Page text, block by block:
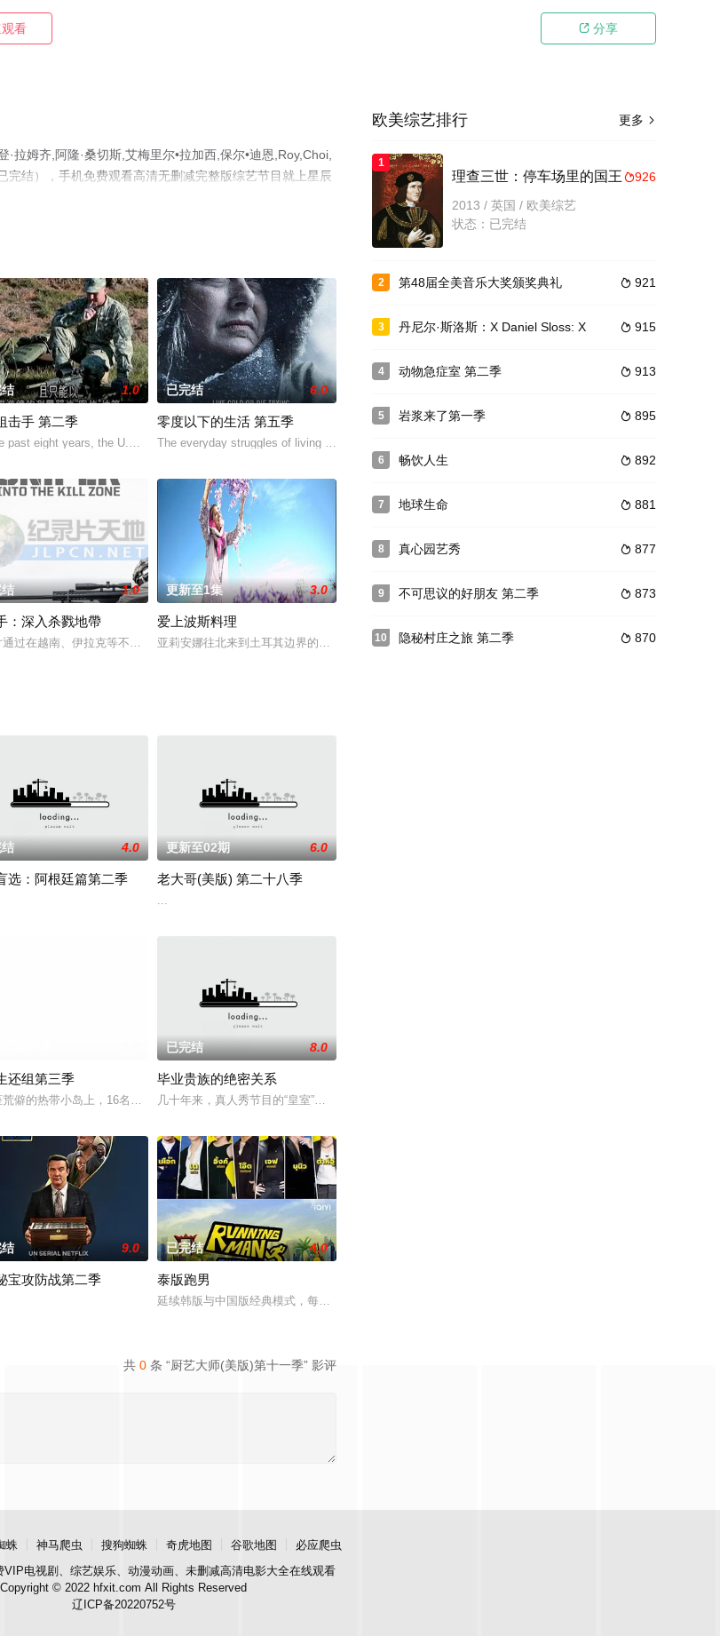
看  分享
姆齐,阿隆·桑切斯,艾梅里尔•拉加西,保尔•迪恩,Roy,Choi,
结），手机免费观看高清无删减完整版综艺节目就上星辰
1.0
击手 第二季
past eight years, the U.S. Army's Sniper Sch
已完结 6.0
零度以下的生活 第五季
The everyday struggles of living in the secluded state o
失去了他们的生命,因为他们没有
些事物现形，我们可以看见重力的摸样，目睹不可见光，或看着微小装置杀死癌肿
1.0
：深入杀戮地帶
过在越南、伊拉克等不同战场上作战的狙击手的现身说明，讲述狙击任务中的艰辛和恐怖。越南夜晚，20秒内射击1
更新至1集 3.0
爱上波斯料理
亚莉安娜往北来到土耳其边界的历史重镇大布里士。她造访了当地的历史遗迹与古代市集，并尝遍西北地区的
》中，哈里·乔西已经准备好了。在穿越N
4.0
选：阿根廷篇第二季
更新至02期 6.0
老大哥(美版) 第二十八季
还组第三季
僻的热带小岛上，16名选手必须在恶劣的自然环境中求生，智胜对手，并保持团队合作，争取赢得100万美元的奖
已完结 8.0
毕业贵族的绝密关系
几十年来，真人秀节目的“皇室”们一直居住在加州洛杉矶郊区的卡拉巴萨斯。如今，新一代明星即将在《卡拉
年回归现实类型，推出了一部关于居住在迪拜的富有的印度
9.0
宝攻防战第二季
已完结 4.0
泰版跑男
延续韩版与中国版经典模式，每期包含对抗任务、游戏挑战与特别嘉宾环节，联动韩版及中国版成员参与录制
共 0 条 “厨艺大师(美版)第十一季” 影评
更多 
欧美综艺排行
1
926
理查三世：停车场里的国王
2013 / 英国 / 欧美综艺
状态：已完结
2  921
第48届全美音乐大奖颁奖典礼
3  915
丹尼尔·斯洛斯：X Daniel Sloss: X
4  913
动物急症室 第二季
5  895
岩浆来了第一季
6  892
畅饮人生
7  881
地球生命
8  877
真心园艺秀
9  873
不可思议的好朋友 第二季
10  870
隐秘村庄之旅 第二季
蛛 神马爬虫 搜狗蜘蛛 奇虎地图 谷歌地图
必应爬虫
VIP电视剧、综艺娱乐、动漫动画、未删减高清电影大全在线观看
Copyright © 2022 hfxit.com All Rights Reserved
辽ICP备20220752号